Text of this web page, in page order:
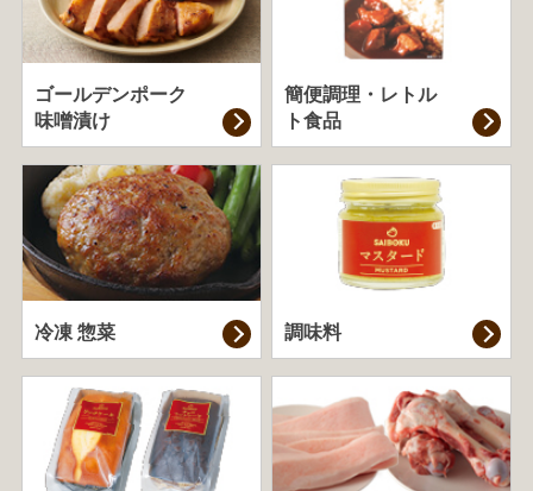
ゴールデンポーク
味噌漬け
簡便調理・ レトル
ト食品
冷凍 惣菜 調味料